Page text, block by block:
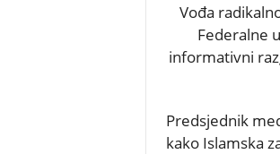
Vođa
Federalne
informativni
Predsjednik
kako Islamska